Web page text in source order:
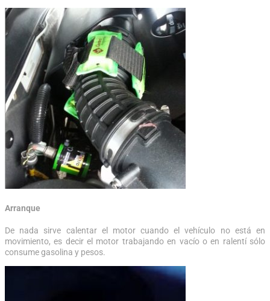
Arranque
De nada sirve calentar el motor cuando el vehículo no está en
movimiento, es decir el motor trabajando en vacío o en ralentí sólo
consume gasolina y pesos.